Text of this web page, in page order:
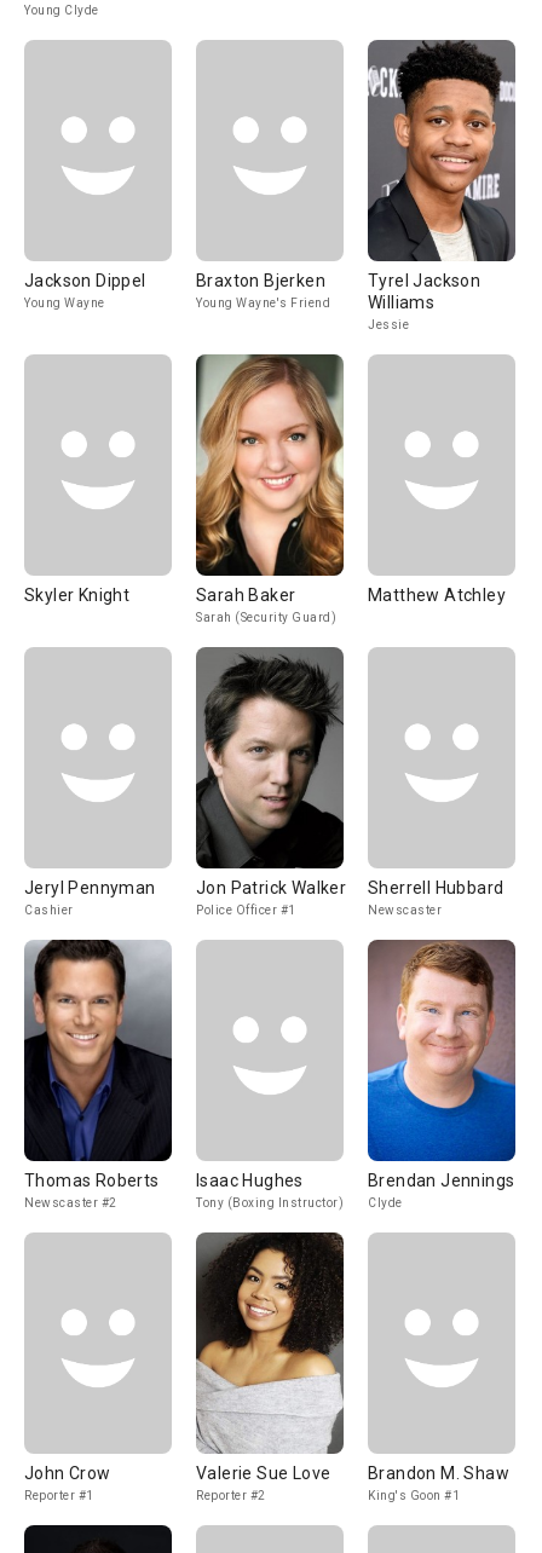
Young Clyde
Jackson Dippel
Young Wayne
Braxton Bjerken
Young Wayne's Friend
Tyrel Jackson
Williams
Jessie
Skyler Knight Sarah Baker
Sarah (Security Guard)
Matthew Atchley
Jeryl Pennyman
Cashier
Jon Patrick Walker
Police Officer #1
Sherrell Hubbard
Newscaster
Thomas Roberts
Newscaster #2
Isaac Hughes
Tony (Boxing Instructor)
Brendan Jennings
Clyde
John Crow
Reporter #1
Valerie Sue Love
Reporter #2
Brandon M. Shaw
King's Goon #1